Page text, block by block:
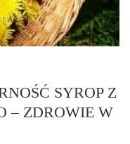
SYROP Z
– ZDROWIE W